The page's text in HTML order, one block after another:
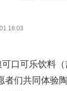
16:03
口可乐饮料
者们共同体验